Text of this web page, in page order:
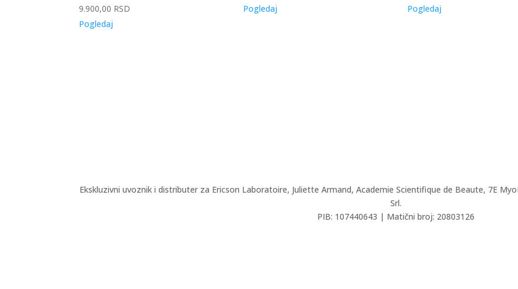
9.900,00 RSD
Pogledaj
Pogledaj
Pogledaj
Ekskluzivni uvoznik i distributer za Ericson Laboratoire, Juliette Armand, Academie Scientifique de Beaute, 7E
Srl.
PIB: 107440643 | Matični broj: 20803126